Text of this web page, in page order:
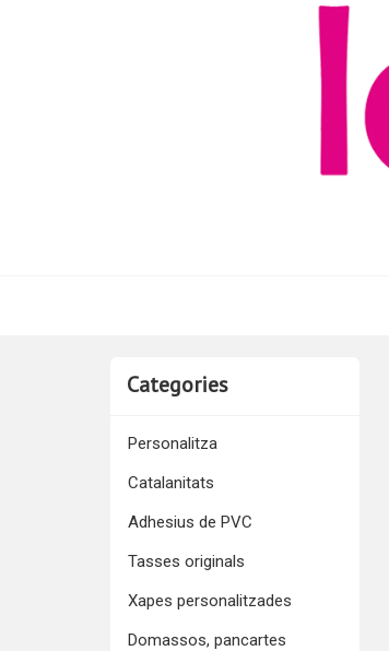
Categories
Personalitza
Catalanitats
Adhesius de PVC
Tasses originals
Xapes personalitzades
Domassos, pancartes